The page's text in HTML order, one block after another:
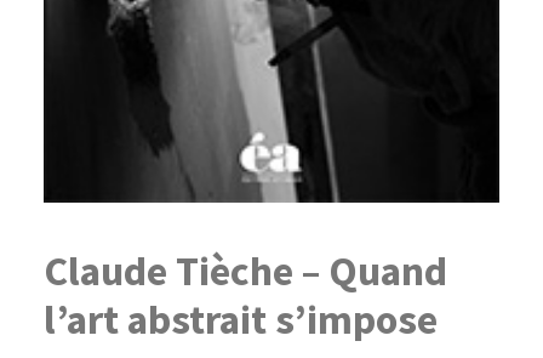
Claude Tièche – Quand
l’art abstrait s’impose